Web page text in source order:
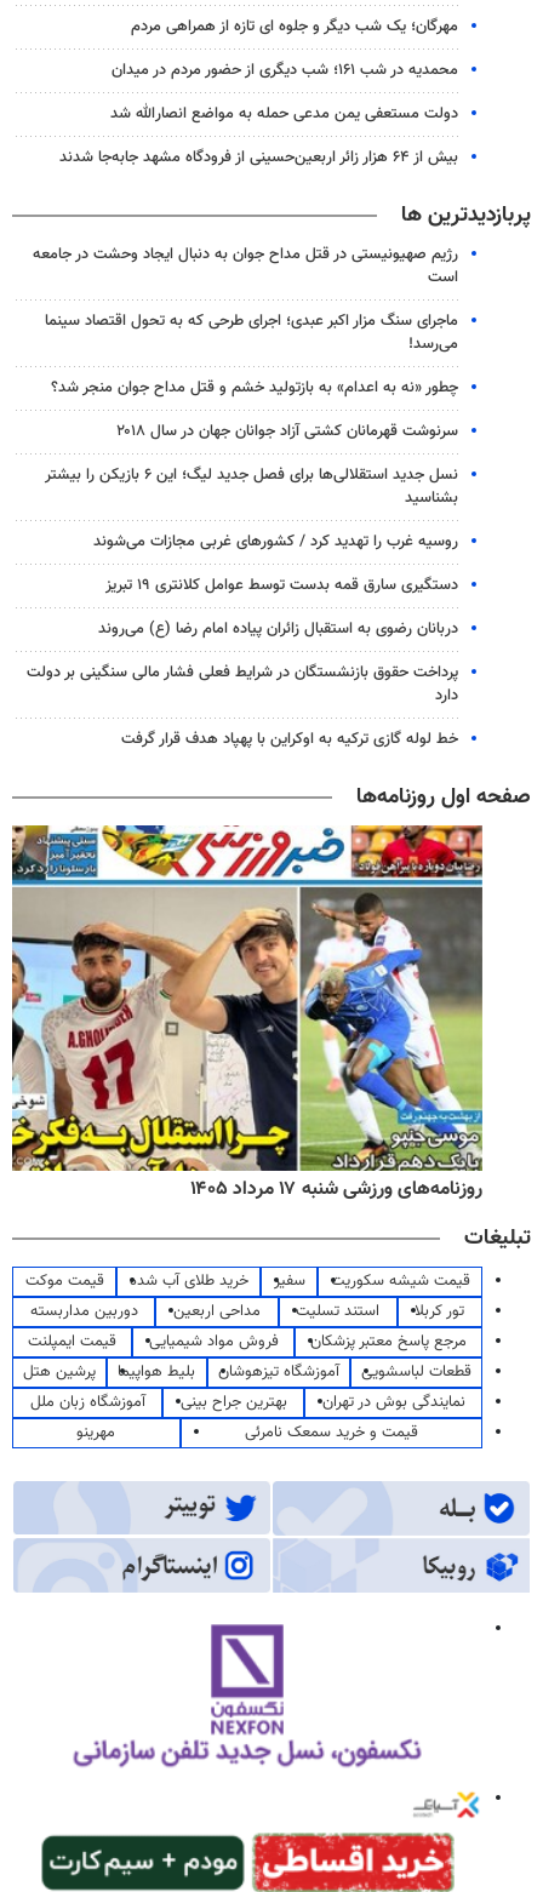
مهرگان؛ یک شب دیگر و جلوه ای تازه از همراهی مردم
محمدیه در شب ۱۶۱؛ شب دیگری از حضور مردم در میدان
دولت مستعفی یمن مدعی حمله به مواضع انصارالله شد
بیش از ۶۴ هزار زائر اربعین‌حسینی از فرودگاه مشهد جابه‌جا شدند
پربازدیدترین ها
رژیم صهیونیستی در قتل مداح جوان به دنبال ایجاد وحشت در جامعه
است
ماجرای سنگ مزار اکبر عبدی؛ اجرای طرحی که به تحول اقتصاد سینما
می‌رسد!
چطور «نه به اعدام» به بازتولید خشم و قتل مداح جوان منجر شد؟
سرنوشت قهرمانان کشتی آزاد جوانان جهان در سال ۲۰۱۸
نسل جدید استقلالی‌ها برای فصل جدید لیگ؛ این ۶ بازیکن را بیشتر
بشناسید
روسیه غرب را تهدید کرد / کشورهای غربی مجازات می‌شوند
دستگیری سارق قمه بدست توسط عوامل کلانتری ۱۹ تبریز
دربانان رضوی به استقبال زائران پیاده امام رضا (ع) می‌روند
پرداخت حقوق بازنشستگان در شرایط فعلی فشار مالی سنگینی بر دولت
دارد
خط لوله گازی ترکیه به اوکراین با پهپاد هدف قرار گرفت
صفحه اول روزنامه‌ها
روزنامه‌های ورزشی شنبه ۱۷ مرداد ۱۴۰۵
تبلیغات
قیمت شیشه سکوریت سفیر خرید طلای آب شده
قیمت موکت
تور کربلا
استند تسلیت مداحی اربعین
دوربین مداربسته
مرجع پاسخ معتبر پزشکان
فروش مواد شیمیایی
قیمت ایمپلنت
قطعات لباسشویی
آموزشگاه تیزهوشان بلیط هواپیما
پرشین هتل
نمایندگی بوش در تهران
بهترین جراح بینی
آموزشگاه زبان ملل
قیمت و خرید سمعک نامرئی
مهرینو